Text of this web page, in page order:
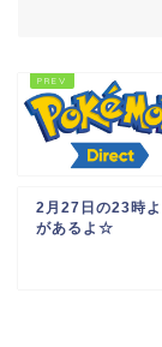
2月27日の23時
があるよ☆